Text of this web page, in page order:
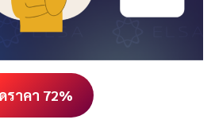
ราคา 72%